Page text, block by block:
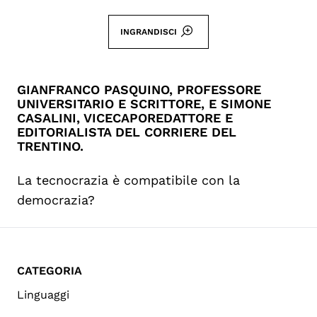
INGRANDISCI
GIANFRANCO PASQUINO, PROFESSORE
UNIVERSITARIO E SCRITTORE, E SIMONE
CASALINI, VICECAPOREDATTORE E
EDITORIALISTA DEL CORRIERE DEL
TRENTINO.
La tecnocrazia è compatibile con la
democrazia?
CATEGORIA
Linguaggi